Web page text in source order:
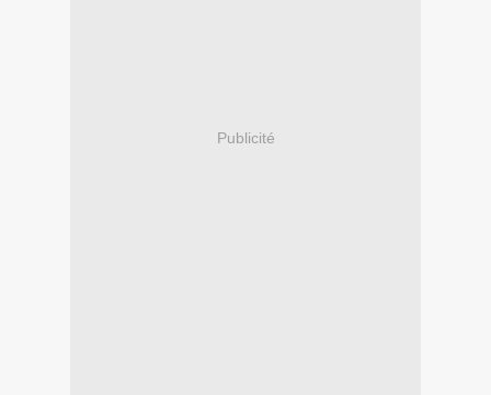
Publicité